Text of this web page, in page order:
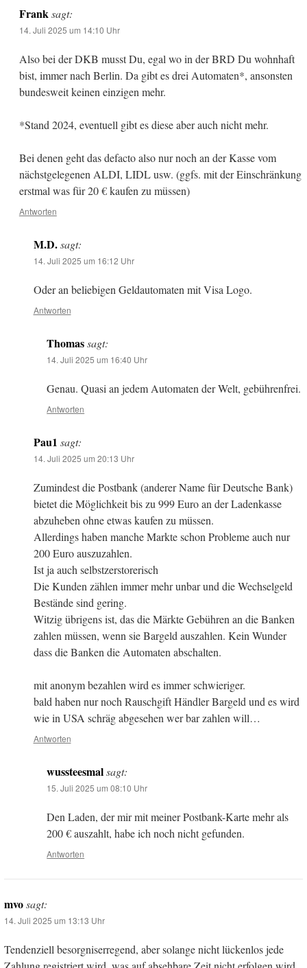
Frank sagt:
14. Juli 2025 um 14:10 Uhr
Also bei der DKB musst Du, egal wo in der BRD Du wohnhaft
bist, immer nach Berlin. Da gibt es drei Automaten*, ansonsten
bundesweit keinen einzigen mehr.
*Stand 2024, eventuell gibt es diese aber auch nicht mehr.
Bei denen geht das defacto also nur noch an der Kasse vom
nächstgelegenen ALDI, LIDL usw. (ggfs. mit der Einschränkung
erstmal was für 20 € kaufen zu müssen)
Antworten
M.D. sagt:
14. Juli 2025 um 16:12 Uhr
Oder an beliebigen Geldautomaten mit Visa Logo.
Antworten
Thomassagt:
14. Juli 2025 um 16:40 Uhr
Genau. Quasi an jedem Automaten der Welt, gebührenfrei.
Antworten
Pau1 sagt:
14. Juli 2025 um 20:13 Uhr
Zumindest die Postbank (anderer Name für Deutsche Bank)
bietet die Möglichkeit bis zu 999 Euro an der Ladenkasse
abzuheben ohne etwas kaufen zu müssen.
Allerdings haben manche Markte schon Probleme auch nur
200 Euro auszuzahlen.
Ist ja auch selbstzerstorerisch
Die Kunden zählen immer mehr unbar und die Wechselgeld
Bestände sind gering.
Witzig übrigens ist, das die Märkte Gebühren an die Banken
zahlen müssen, wenn sie Bargeld auszahlen. Kein Wunder
dass die Banken die Automaten abschalten.
mit anonym bezahlen wird es immer schwieriger.
bald haben nur noch Rauschgift Händler Bargeld und es wird
wie in USA schräg abgesehen wer bar zahlen will…
Antworten
wussteesmalsagt:
15. Juli 2025 um 08:10 Uhr
Den Laden, der mir mit meiner Postbank-Karte mehr als
200 € auszahlt, habe ich noch nicht gefunden.
Antworten
mvosagt:
14. Juli 2025 um 13:13 Uhr
Tendenziell besorgniserregend, aber solange nicht lückenlos jede